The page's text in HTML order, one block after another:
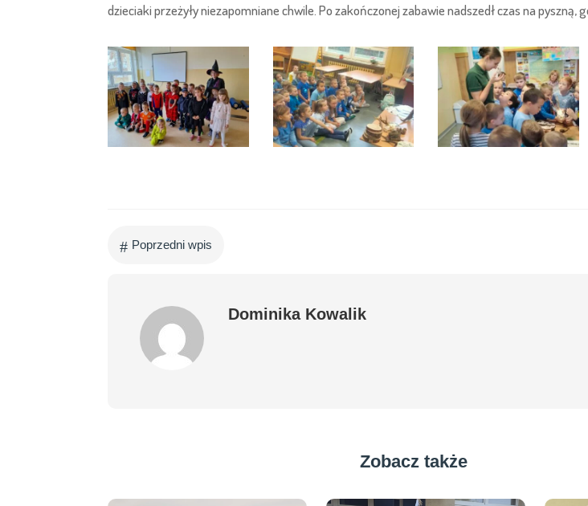
dzieciaki przeżyły niezapomniane chwile. Po zakończonej zabawie nadszedł czas na pyszną,
# Poprzedni wpis
Dominika Kowalik
Zobacz także